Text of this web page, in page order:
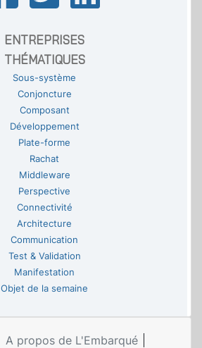
ENTREPRISES
THÉMATIQUES
Sous-système
Conjoncture
Composant
Développement
Plate-forme
Rachat
Middleware
Perspective
Connectivité
Architecture
Communication
Test & Validation
Manifestation
Objet de la semaine
A propos de L'Embarqué